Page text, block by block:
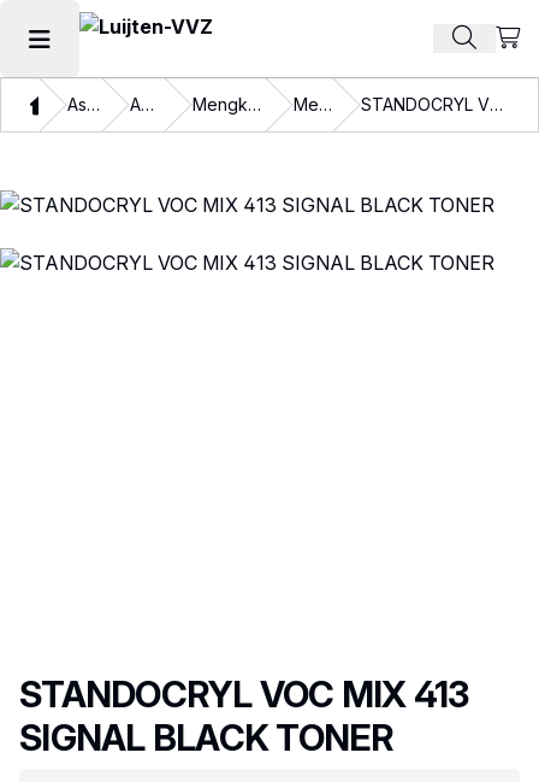
Hoofdmenu openen Zoek
ThuisAssortiment Autolakken Mengkleuren en binders Mengkleuren STANDOCRYL VOC MIX 413 SIGNAL BLACK TONER
Productnaam
STANDOCRYL VOC MIX 413
SIGNAL BLACK TONER